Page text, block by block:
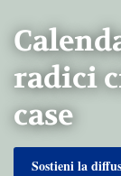
radici
case
Sostieni la